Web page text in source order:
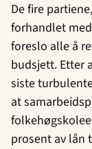
De fire
forhandlet
foreslo alle å
budsjett. Etter
siste
at
prosent av lån